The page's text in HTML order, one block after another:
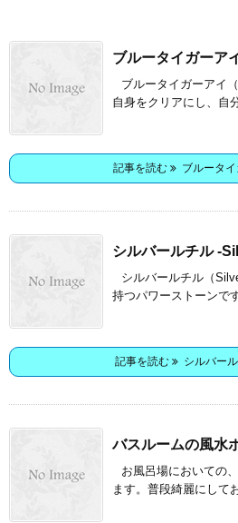
ブルータイガーア
ブルータイガーアイ
自身をクリアにし、自
記事を読む ブルータイ
シルバールチル -
シルバールチル（
持つパワーストーンで
記事を読む シルバール
バスルームの風水
お風呂場においての
ます。普段綺麗にして